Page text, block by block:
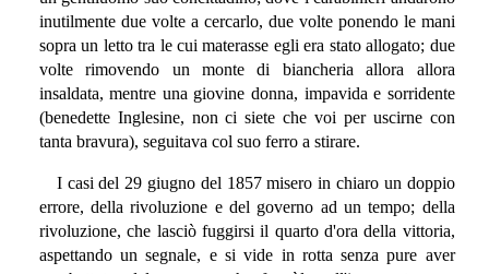
inutilmente due volte a cercarlo, due volte ponendo le mani
sopra un letto tra le cui materasse egli era stato allogato; due
volte rimovendo un monte di biancheria allora allora
insaldata, mentre una giovine donna, impavida e sorridente
(benedette Inglesine, non ci siete che voi per uscirne con
tanta bravura), seguitava col suo ferro a stirare.
I casi del 29 giugno del 1857 misero in chiaro un doppio
errore, della rivoluzione e del governo ad un tempo; della
rivoluzione, che lasciò fuggirsi il quarto d'ora della vittoria,
aspettando un segnale, e si vide in rotta senza pure aver